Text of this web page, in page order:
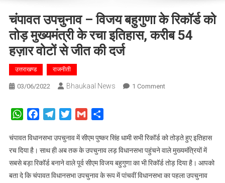
चंपावत उपचुनाव – विजय बहुगुणा के रिकॉर्ड को
तोड़ मुख्यमंत्री के रचा इतिहास, करीब 54
हज़ार वोटों से जीत की दर्ज
उत्तराखण्ड राजनीती
03/06/2022 Bhaukaal News 1 CommentOn
विजय
बहुगुणा
के
रिकॉर्ड
को
WhatsAppFacebookTelegramTwitterGmail
चंपावत विधानसभा उपचुनाव में सीएम पुष्कर सिंह धामी सभी रिकॉर्ड को तोड़ते हुए इतिहास
रच दिया है। साथ ही अब तक के उपचुनाव लड़ विधानसभा पहुंचने वाले मुख्यमंत्रियों में
सबसे बड़ा रिकॉर्ड बनाने वाले पूर्व सीएम विजय बहुगुणा का भी रिकॉर्ड तोड़ दिया है। आपको
बता दे कि चंपावत विधानसभा उपचुनाव के रूप में पांचवीं विधानसभा का पहला उपचुनाव